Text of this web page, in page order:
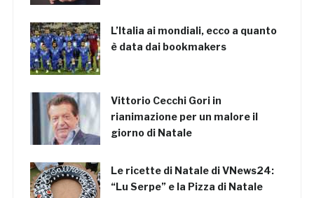
L’Italia ai mondiali, ecco a quanto
è data dai bookmakers
Vittorio Cecchi Gori in
rianimazione per un malore il
giorno di Natale
Le ricette di Natale di VNews24:
“Lu Serpe” e la Pizza di Natale